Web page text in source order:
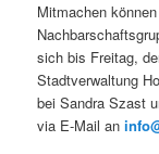
Mitmachen
sich bis Freitag,
Stadtverwaltung
bei Sandra Szast
via E-Mail an